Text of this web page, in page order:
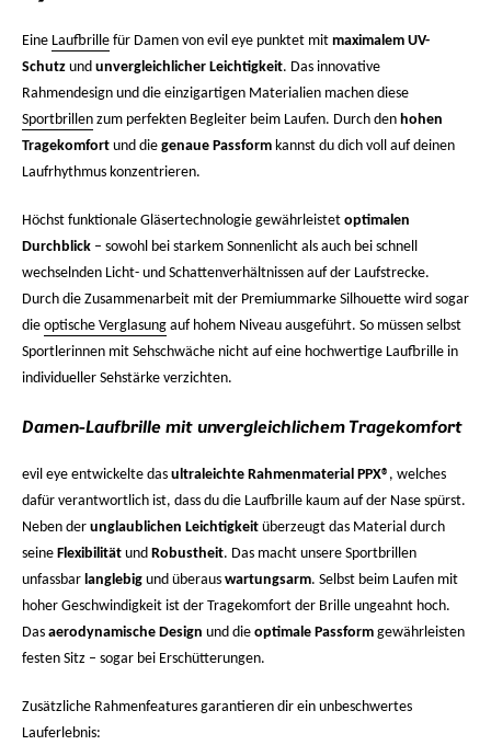
Eine Laufbrille für Damen von evil eye punktet mit maximalem UV-
Schutz und unvergleichlicher Leichtigkeit. Das innovative
Rahmendesign und die einzigartigen Materialien machen diese
Sportbrillen zum perfekten Begleiter beim Laufen. Durch den hohen
Tragekomfort und die genaue Passform kannst du dich voll auf deinen
Laufrhythmus konzentrieren.
Höchst funktionale Gläsertechnologie gewährleistet optimalen
Durchblick – sowohl bei starkem Sonnenlicht als auch bei schnell
wechselnden Licht- und Schattenverhältnissen auf der Laufstrecke.
Durch die Zusammenarbeit mit der Premiummarke Silhouette wird sogar
die optische Verglasung auf hohem Niveau ausgeführt. So müssen selbst
Sportlerinnen mit Sehschwäche nicht auf eine hochwertige Laufbrille in
individueller Sehstärke verzichten.
Damen-Laufbrille mit unvergleichlichem Tragekomfort
evil eye entwickelte das ultraleichte Rahmenmaterial PPX® , welches
dafür verantwortlich ist, dass du die Laufbrille kaum auf der Nase spürst.
Neben der unglaublichen Leichtigkeit überzeugt das Material durch
seine Flexibilität und Robustheit. Das macht unsere Sportbrillen
unfassbar langlebig und überaus wartungsarm. Selbst beim Laufen mit
hoher Geschwindigkeit ist der Tragekomfort der Brille ungeahnt hoch.
Das aerodynamische Design und die optimale Passform gewährleisten
festen Sitz – sogar bei Erschütterungen.
Zusätzliche Rahmenfeatures garantieren dir ein unbeschwertes
Lauferlebnis: